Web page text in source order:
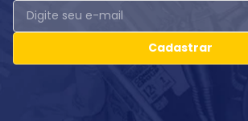
Cadastrar